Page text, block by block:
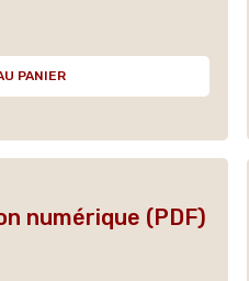
PANIER
numérique (PDF)